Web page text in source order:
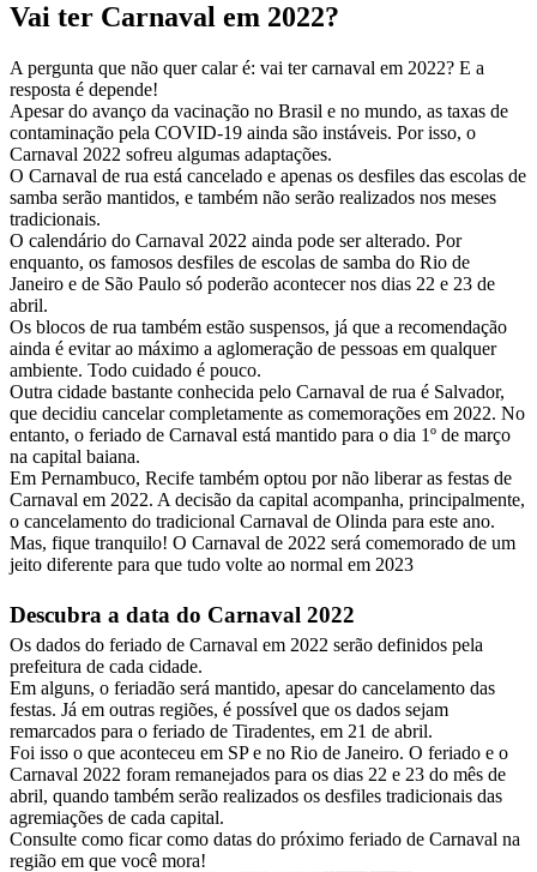
Vai ter Carnaval em 2022?
A pergunta que não quer calar é: vai ter carnaval em 2022? E a
resposta é depende!
Apesar do avanço da vacinação no Brasil e no mundo, as taxas de
contaminação pela COVID-19 ainda são instáveis. Por isso, o
Carnaval 2022 sofreu algumas adaptações.
O Carnaval de rua está cancelado e apenas os desfiles das escolas de
samba serão mantidos, e também não serão realizados nos meses
tradicionais.
O calendário do Carnaval 2022 ainda pode ser alterado. Por
enquanto, os famosos desfiles de escolas de samba do Rio de
Janeiro e de São Paulo só poderão acontecer nos dias 22 e 23 de
abril.
Os blocos de rua também estão suspensos, já que a recomendação
ainda é evitar ao máximo a aglomeração de pessoas em qualquer
ambiente. Todo cuidado é pouco.
Outra cidade bastante conhecida pelo Carnaval de rua é Salvador,
que decidiu cancelar completamente as comemorações em 2022. No
entanto, o feriado de Carnaval está mantido para o dia 1º de março
na capital baiana.
Em Pernambuco, Recife também optou por não liberar as festas de
Carnaval em 2022. A decisão da capital acompanha, principalmente,
o cancelamento do tradicional Carnaval de Olinda para este ano.
Mas, fique tranquilo! O Carnaval de 2022 será comemorado de um
jeito diferente para que tudo volte ao normal em 2023
Descubra a data do Carnaval 2022
Os dados do feriado de Carnaval em 2022 serão definidos pela
prefeitura de cada cidade.
Em alguns, o feriadão será mantido, apesar do cancelamento das
festas. Já em outras regiões, é possível que os dados sejam
remarcados para o feriado de Tiradentes, em 21 de abril.
Foi isso o que aconteceu em SP e no Rio de Janeiro. O feriado e o
Carnaval 2022 foram remanejados para os dias 22 e 23 do mês de
abril, quando também serão realizados os desfiles tradicionais das
agremiações de cada capital.
Consulte como ficar como datas do próximo feriado de Carnaval na
região em que você mora!